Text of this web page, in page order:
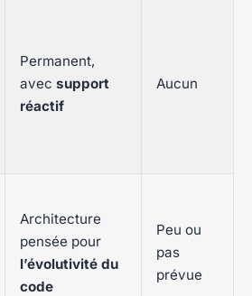
Permanent,
avec support
réactif
Aucun
Architecture
pensée pour
l’évolutivité du
code
Peu ou
pas
prévue